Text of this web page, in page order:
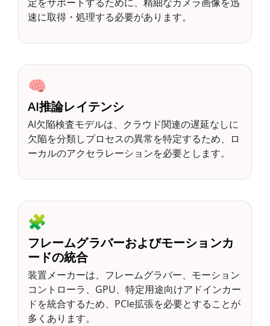
定をサポートするために、精細なカメラ画像を迅
速に取得・処理する必要があります。
🧠
AI推論レイテンシ
AI欠陥検査モデルは、クラウド関連の遅延なしに
欠陥を分類しプロセスの異常を特定するため、ロ
ーカルのアクセラレーションを必要とします。
🧩
フレームグラバーおよびモーションカ
ードの統合
装置メーカーは、フレームグラバー、モーション
コントローラ、GPU、特定用途向けアドインカー
ドを統合するため、PCIe拡張を必要とすることが
多くあります。